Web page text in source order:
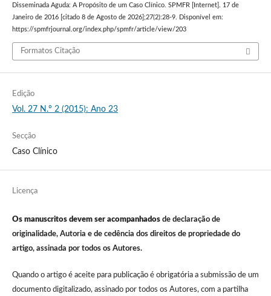
Disseminada Aguda: A Propósito de um Caso Clínico. SPMFR [Internet]. 17 de
Janeiro de 2016 [citado 8 de Agosto de 2026];27(2):28-9. Disponível em:
https://spmfrjournal.org/index.php/spmfr/article/view/203
Formatos Citação
Edição
Vol. 27 N.º 2 (2015): Ano 23
Secção
Caso Clínico
Licença
Os manuscritos devem ser acompanhadosde declaração de
originalidade, Autoria e de cedência dos direitos de propriedade do
artigo, assinada por todos os Autores.
Quando o artigo é aceite para publicação é obrigatória a submissão de um
documento digitalizado, assinado por todos os Autores, com a partilha